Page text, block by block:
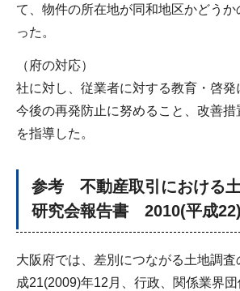
て、物件の所在地が同和地区かどう
った。
（府の対応）
社に対し、従業者に対する教育・啓発
今後の再発防止に努めること、改善措
を指導した。
参考 不動産取引における
研究会報告書 2010(平成22)
大阪府では、差別につながる土地調
成21(2009)年12月、行政、関係業界団